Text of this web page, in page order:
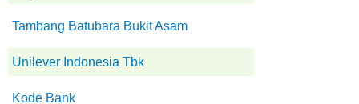
Tambang Batubara Bukit Asam
Unilever Indonesia Tbk
Kode Bank